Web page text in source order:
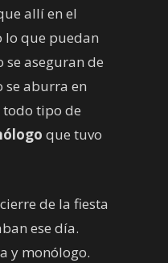
allí en el
lo que puedan
se aseguran de
aburra en
tipo de
que tuvo
de la fiesta
ese día.
y monólogo.